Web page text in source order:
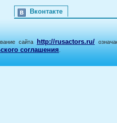
Вконтакте
сайта http://rusactors.ru/
соглашения